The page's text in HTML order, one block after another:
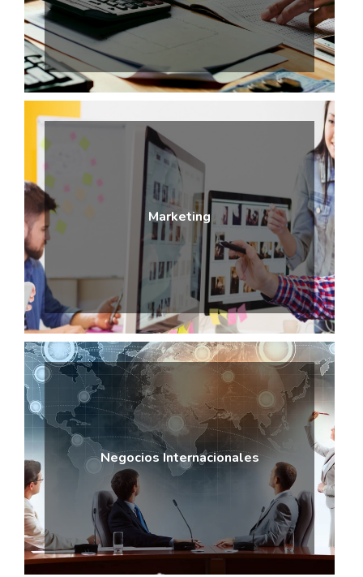
Marketing
Negocios Internacionales